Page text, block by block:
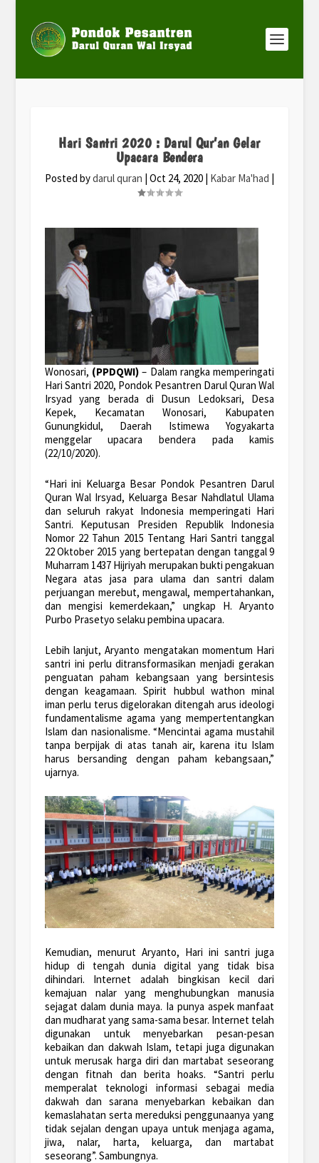
Hari Santri 2020 : Darul Qur’an Gelar
Upacara Bendera
Posted bydarul quran | Oct 24, 2020| Kabar Ma'had |
Wonosari, (PPDQWI)– Dalam rangka memperingati
Hari Santri 2020, Pondok Pesantren Darul Quran Wal
Irsyad yang berada di Dusun Ledoksari, Desa
Kepek, Kecamatan Wonosari, Kabupaten
Gunungkidul, Daerah Istimewa Yogyakarta
menggelar upacara bendera pada kamis
(22/10/2020).
“Hari ini Keluarga Besar Pondok Pesantren Darul
Quran Wal Irsyad, Keluarga Besar Nahdlatul Ulama
dan seluruh rakyat Indonesia memperingati Hari
Santri. Keputusan Presiden Republik Indonesia
Nomor 22 Tahun 2015 Tentang Hari Santri tanggal
22 Oktober 2015 yang bertepatan dengan tanggal 9
Muharram 1437 Hijriyah merupakan bukti pengakuan
Negara atas jasa para ulama dan santri dalam
perjuangan merebut, mengawal, mempertahankan,
dan mengisi kemerdekaan,” ungkap H. Aryanto
Purbo Prasetyo selaku pembina upacara.
Lebih lanjut, Aryanto mengatakan momentum Hari
santri ini perlu ditransformasikan menjadi gerakan
penguatan paham kebangsaan yang bersintesis
dengan keagamaan. Spirit hubbul wathon minal
iman perlu terus digelorakan ditengah arus ideologi
fundamentalisme agama yang mempertentangkan
Islam dan nasionalisme. “Mencintai agama mustahil
tanpa berpijak di atas tanah air, karena itu Islam
harus bersanding dengan paham kebangsaan,”
ujarnya.
Kemudian, menurut Aryanto, Hari ini santri juga
hidup di tengah dunia digital yang tidak bisa
dihindari. Internet adalah bingkisan kecil dari
kemajuan nalar yang menghubungkan manusia
sejagat dalam dunia maya. Ia punya aspek manfaat
dan mudharat yang sama-sama besar. Internet telah
digunakan untuk menyebarkan pesan-pesan
kebaikan dan dakwah Islam, tetapi juga digunakan
untuk merusak harga diri dan martabat seseorang
dengan fitnah dan berita hoaks. “Santri perlu
memperalat teknologi informasi sebagai media
dakwah dan sarana menyebarkan kebaikan dan
kemaslahatan serta mereduksi penggunaanya yang
tidak sejalan dengan upaya untuk menjaga agama,
jiwa, nalar, harta, keluarga, dan martabat
seseorang”. Sambungnya.